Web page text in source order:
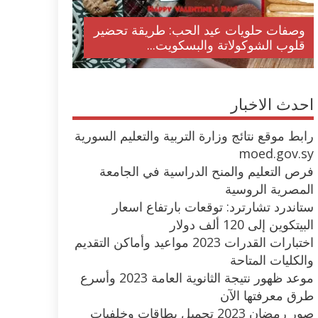
وصفات حلويات عيد الحب: طريقة تحضير
قلوب الشوكولاتة والبسكويت...
احدث الاخبار
رابط موقع نتائج وزارة التربية والتعليم السورية
moed.gov.sy
فرص التعليم والمنح الدراسية في الجامعة
المصرية الروسية
ستاندرد تشارترد: توقعات بارتفاع اسعار
البيتكوين إلى 120 ألف دولار
اختبارات القدرات 2023 مواعيد وأماكن التقديم
والكليات المتاحة
موعد ظهور نتيجة الثانوية العامة 2023 وأسرع
طرق معرفتها الآن
صور رمضان 2023 تحميل بطاقات وخلفيات